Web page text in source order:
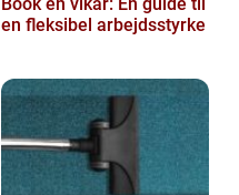
en fleksibel arbejdsstyrke